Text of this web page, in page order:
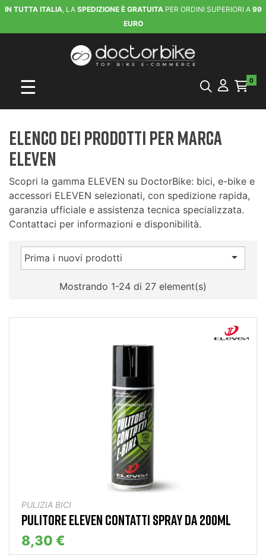
IN TUTTA ITALIA, LA SPEDIZIONE È GRATUITAPER ORDINI SUPERIORI A 99
EURO
navigazione Toggle
☰ 0
Elenco dei prodotti per marca
ELEVEN
Scopri la gamma ELEVEN su DoctorBike: bici, e-bike e
accessori ELEVEN selezionati, con spedizione rapida,
garanzia ufficiale e assistenza tecnica specializzata.
Contattaci per informazioni e disponibilità.
Prima i nuovi prodotti 
Mostrando 1-24 di 27 element(s)
PULIZIA BICI
PULITORE ELEVEN CONTATTI SPRAY DA 200ML
8,30 €